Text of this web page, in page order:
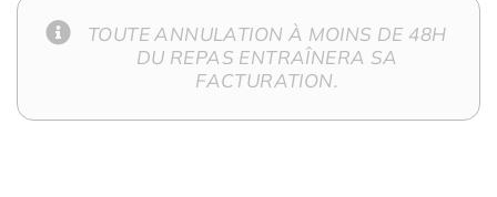
TOUTE ANNULATION À MOINS DE 48H
DU REPAS ENTRAÎNERA SA
FACTURATION.